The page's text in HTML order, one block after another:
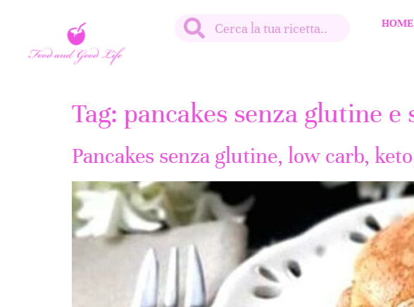
HOME
Tag: pancakes senza glutine e
Pancakes senza glutine, low carb,